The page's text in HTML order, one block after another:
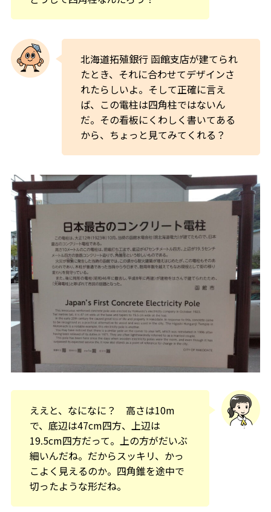
北海道拓殖銀行 函館支店が建てられ
たとき、それに合わせてデザインさ
れたらしいよ。そして正確に言え
ば、この電柱は四角柱ではないん
だ。その看板にくわしく書いてある
から、ちょっと見てみてくれる？
ええと、なになに？ 高さは10m
で、底辺は47cm四方、上辺は
19.5cm四方だって。上の方がだいぶ
細いんだね。だからスッキリ、かっ
こよく見えるのか。四角錐を途中で
切ったような形だね。